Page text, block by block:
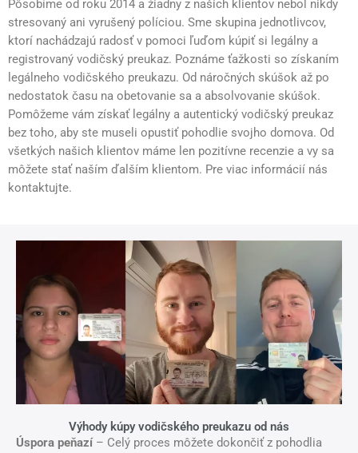
Pôsobíme od roku 2014 a žiadny z našich klientov nebol nikdy
stresovaný ani vyrušený políciou. Sme skupina jednotlivcov,
ktorí nachádzajú radosť v pomoci ľuďom kúpiť si legálny a
registrovaný vodičský preukaz. Poznáme ťažkosti so získaním
legálneho vodičského preukazu. Od náročných skúšok až po
nedostatok času na obetovanie sa a absolvovanie skúšok.
Pomôžeme vám získať legálny a autentický vodičský preukaz
bez toho, aby ste museli opustiť pohodlie svojho domova. Od
všetkých našich klientov máme len pozitívne recenzie a vy sa
môžete stať naším ďalším klientom. Pre viac informácií nás
kontaktujte.
Výhody kúpy vodičského preukazu od nás
Úspora peňazí – Celý proces môžete dokončiť z pohodlia